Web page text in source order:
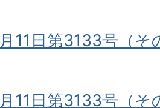
11日第3133号（そ
11日第3133号（